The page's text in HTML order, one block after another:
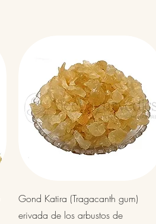
Vista rápida
Gond Katira (Tragacanth gum)
erivada de los arbustos de